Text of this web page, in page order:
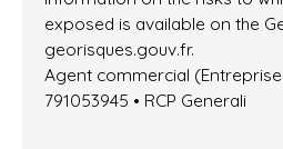
exposed is available on the
georisques.gouv.fr.
Agent commercial (Entreprise
791053945 • RCP Generali